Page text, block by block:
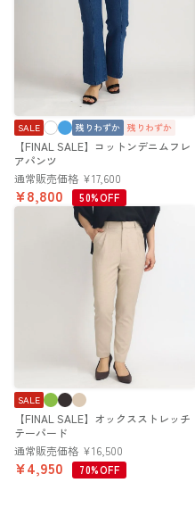
【FINAL SALE】コットンデニムフレ
アパンツ
SALE 残りわずか 残りわずか
通常販売価格 ¥17,600
¥8,800 50%OFF
【FINAL SALE】オックスストレッチ
テーパード
SALE
通常販売価格 ¥16,500
¥4,950 70%OFF